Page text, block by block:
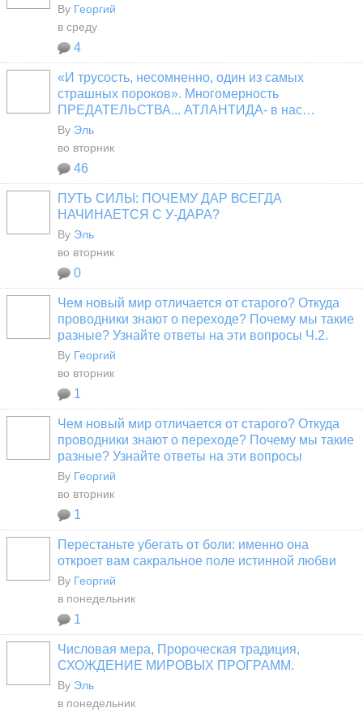
By Георгий
в среду
4
«И трусость, несомненно, один из самых
страшных пороков». Многомерность
ПРЕДАТЕЛЬСТВА... АТЛАНТИДА- в нас…
By Эль
во вторник
46
ПУТЬ СИЛЫ: ПОЧЕМУ ДАР ВСЕГДА
НАЧИНАЕТСЯ С У-ДАРА?
By Эль
во вторник
0
Чем новый мир отличается от старого? Откуда
проводники знают о переходе? Почему мы такие
разные? Узнайте ответы на эти вопросы Ч.2.
By Георгий
во вторник
1
Чем новый мир отличается от старого? Откуда
проводники знают о переходе? Почему мы такие
разные? Узнайте ответы на эти вопросы
By Георгий
во вторник
1
Перестаньте убегать от боли: именно она
откроет вам сакральное поле истинной любви
By Георгий
в понедельник
1
Числовая мера, Пророческая традиция,
СХОЖДЕНИЕ МИРОВЫХ ПРОГРАММ.
By Эль
в понедельник